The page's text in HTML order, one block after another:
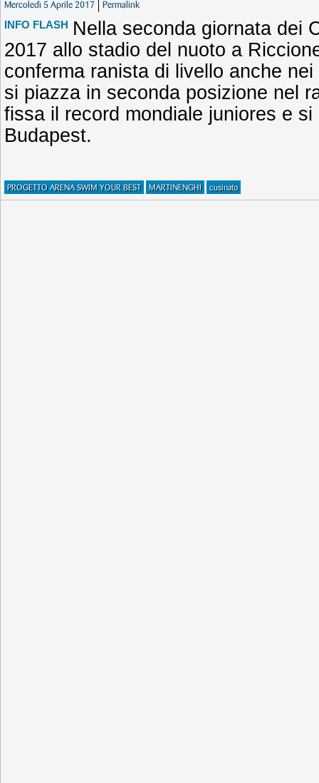
Mercoledì 5 Aprile 2017 Permalink
INFO FLASH Nella seconda giornata dei
2017 allo stadio del nuoto a
conferma ranista di livello anche
si piazza in seconda posizione nel
fissa il record mondiale juniores e
Budapest.
PROGETTO ARENA SWIM YOUR BEST MARTINENGHI cusinato